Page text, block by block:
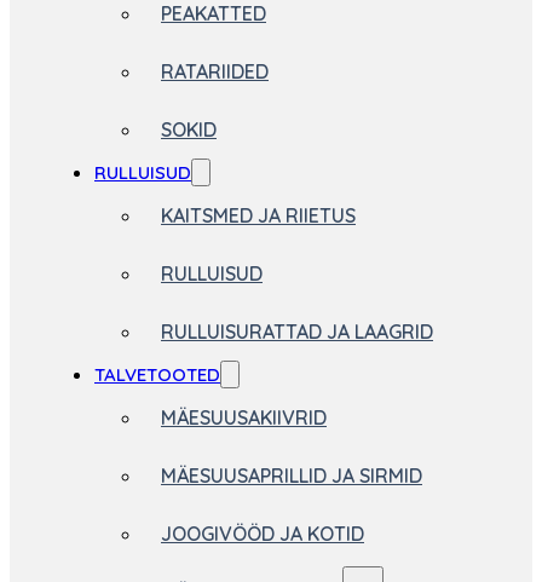
PEAKATTED
RATARIIDED
SOKID
RULLUISUD
KAITSMED JA RIIETUS
RULLUISUD
RULLUISURATTAD JA LAAGRID
TALVETOOTED
MÄESUUSAKIIVRID
MÄESUUSAPRILLID JA SIRMID
JOOGIVÖÖD JA KOTID